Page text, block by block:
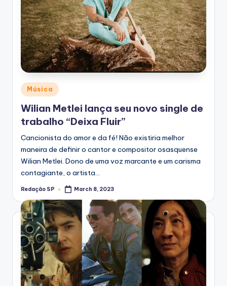
Posted
in
Música
Wilian Metlei lança seu novo single de
trabalho “Deixa Fluir”
Cancionista do amor e da fé! Não existiria melhor
maneira de definir o cantor e compositor osasquense
Wilian Metlei. Dono de uma voz marcante e um carisma
contagiante, o artista…
Posted
Redação SP March 8, 2023